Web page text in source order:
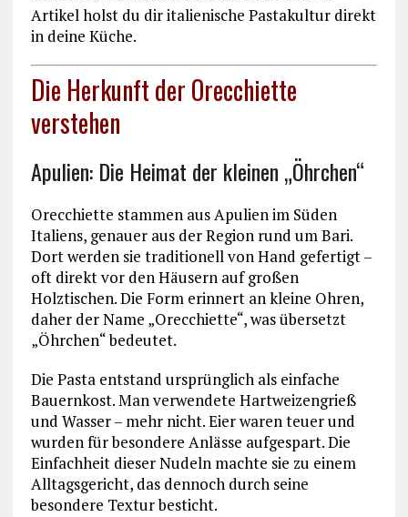
Artikel holst du dir italienische Pastakultur direkt
in deine Küche.
Die Herkunft der Orecchiette
verstehen
Apulien: Die Heimat der kleinen „Öhrchen“
Orecchiette stammen aus Apulien im Süden
Italiens, genauer aus der Region rund um Bari.
Dort werden sie traditionell von Hand gefertigt –
oft direkt vor den Häusern auf großen
Holztischen. Die Form erinnert an kleine Ohren,
daher der Name „Orecchiette“, was übersetzt
„Öhrchen“ bedeutet.
Die Pasta entstand ursprünglich als einfache
Bauernkost. Man verwendete Hartweizengrieß
und Wasser – mehr nicht. Eier waren teuer und
wurden für besondere Anlässe aufgespart. Die
Einfachheit dieser Nudeln machte sie zu einem
Alltagsgericht, das dennoch durch seine
besondere Textur besticht.